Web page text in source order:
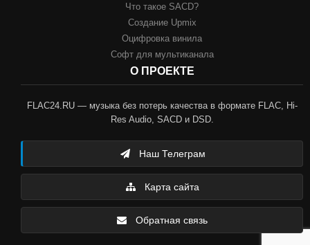
Что такое SACD?
Создание Upmix
Оцифровка винила
Софт для мультиканала
О ПРОЕКТЕ
FLAC24.RU — музыка без потерь качества в формате FLAC, Hi-
Res Audio, SACD и DSD.
Наш Телеграм
Карта сайта
Обратная связь